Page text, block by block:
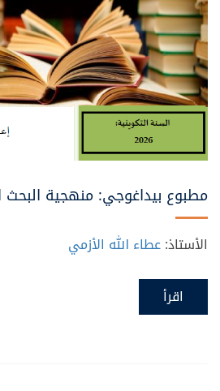
مطبوع بيداغوجي: منهجية البحث
الأستاذ:عطاء الله الأزمي
اقرأ